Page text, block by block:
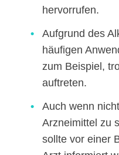
hervorrufen.
Aufgrund des
häufigen
zum Beispiel,
auftreten.
Auch wenn
Arzneimittel zu
sollte vor einer